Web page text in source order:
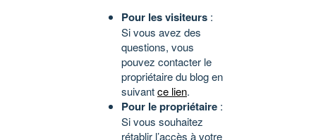
Pour les visiteurs :
Si vous avez des
questions, vous
pouvez contacter le
propriétaire du blog en
suivantce lien.
Pour le propriétaire :
Si vous souhaitez
rétablir l’accès à votre